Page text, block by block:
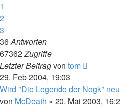
1
2
3
36Antworten
67362Zugriffe
Letzter Beitragvon tom
29. Feb 2004, 19:03
Wird "Die Legende der Nogk"
von McDeath » 20. Mai 2003,